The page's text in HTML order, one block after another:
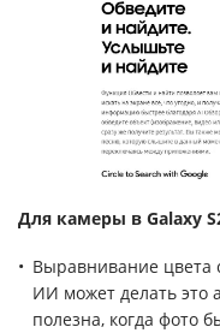
Для камеры в Galaxy
Выравнивание цвета
ИИ может делать это
полезна, когда фото